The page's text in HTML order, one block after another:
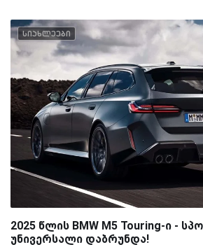
სიახლეები
2025 წლის BMW M5 Touring-ი -
უნივერსალი დაბრუნდა!